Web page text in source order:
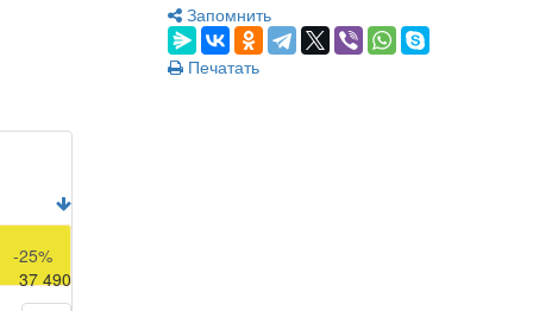
Запомнить
Печатать
49 990
-25%
37 490